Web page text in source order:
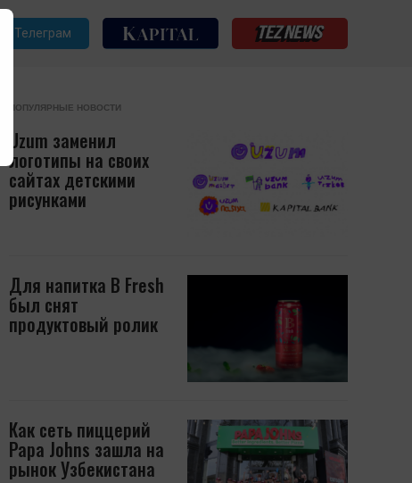
Телеграм
ПОПУЛЯРНЫЕ НОВОСТИ
Uzum заменил
логотипы на своих
сайтах детскими
рисунками
Для напитка B Fresh
был снят
продуктовый ролик
Как сеть пиццерий
Papa Johns зашла на
рынок Узбекистана